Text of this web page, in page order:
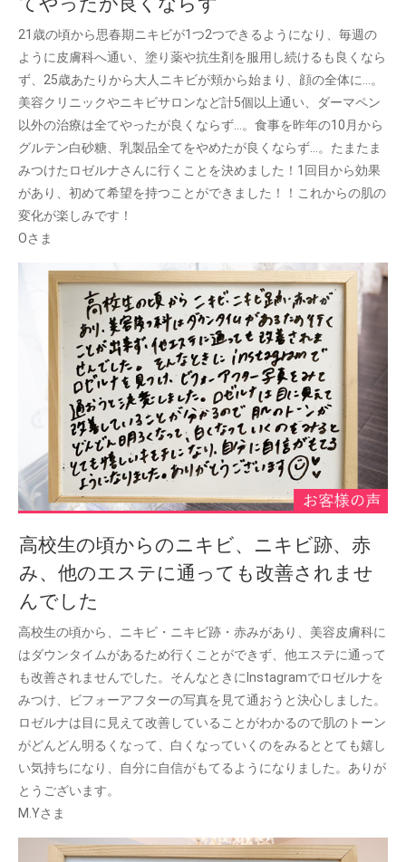
21歳の頃から思春期ニキビが1つ2つできるようになり、毎週の
ように皮膚科へ通い、塗り薬や抗生剤を服用し続けるも良くなら
ず、25歳あたりから大人ニキビが頬から始まり、顔の全体に…。
美容クリニックやニキビサロンなど計5個以上通い、ダーマペン
以外の治療は全てやったが良くならず…。食事を昨年の10月から
グルテン白砂糖、乳製品全てをやめたが良くならず…。たまたま
みつけたロゼルナさんに行くことを決めました！1回目から効果
があり、初めて希望を持つことができました！！これからの肌の
変化が楽しみです！
Oさま
高校生の頃からのニキビ、ニキビ跡、赤
み、他のエステに通っても改善されませ
んでした
高校生の頃から、ニキビ・ニキビ跡・赤みがあり、美容皮膚科に
はダウンタイムがあるため行くことができず、他エステに通って
も改善されませんでした。そんなときにInstagramでロゼルナを
みつけ、ビフォーアフターの写真を見て通おうと決心しました。
ロゼルナは目に見えて改善していることがわかるので肌のトーン
がどんどん明るくなって、白くなっていくのをみるととても嬉し
い気持ちになり、自分に自信がもてるようになりました。ありが
とうございます。
M.Yさま